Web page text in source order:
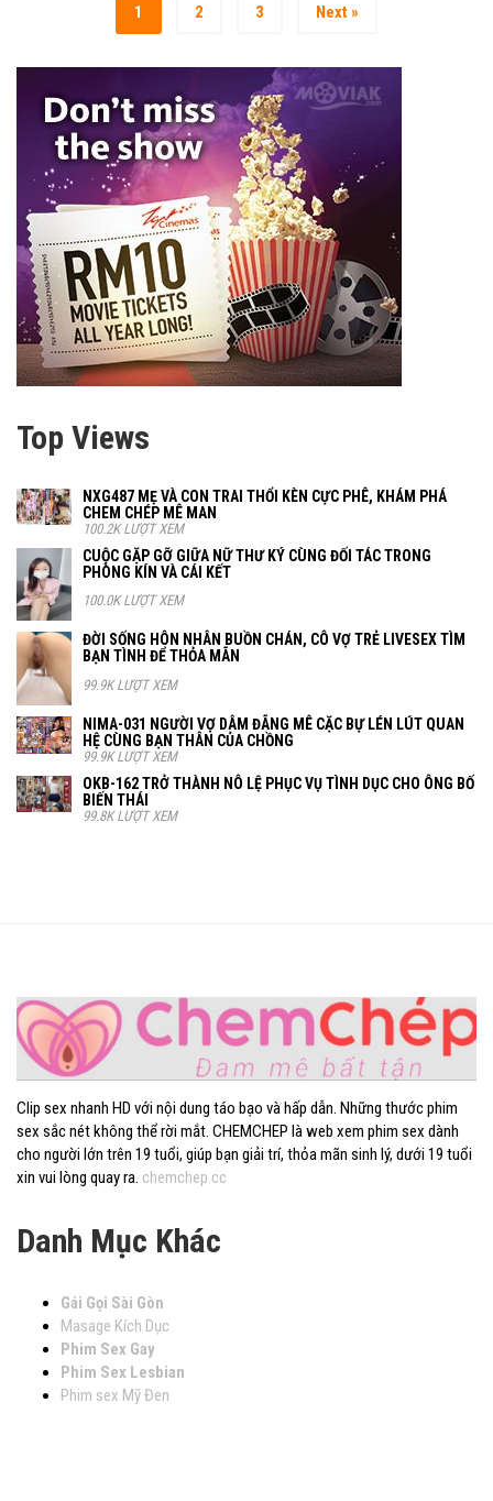
1 2 3 Next »
Top Views
NXG487 MẸ VÀ CON TRAI THỔI KÈN CỰC PHÊ, KHÁM PHÁ
CHEM CHÉP MÊ MAN
100.2K LƯỢT XEM
CUỘC GẶP GỠ GIỮA NỮ THƯ KÝ CÙNG ĐỐI TÁC TRONG
PHÒNG KÍN VÀ CÁI KẾT
100.0K LƯỢT XEM
ĐỜI SỐNG HÔN NHÂN BUỒN CHÁN, CÔ VỢ TRẺ LIVESEX TÌM
BẠN TÌNH ĐỂ THỎA MÃN
99.9K LƯỢT XEM
NIMA-031 NGƯỜI VỢ DÂM ĐÃNG MÊ CẶC BỰ LÉN LÚT QUAN
HỆ CÙNG BẠN THÂN CỦA CHỒNG
99.9K LƯỢT XEM
OKB-162 TRỞ THÀNH NÔ LỆ PHỤC VỤ TÌNH DỤC CHO ÔNG BỐ
BIẾN THÁI
99.8K LƯỢT XEM
Clip sex nhanh HD với nội dung táo bạo và hấp dẫn. Những thước phim
sex sắc nét không thể rời mắt. CHEMCHEP là web xem phim sex dành
cho người lớn trên 19 tuổi, giúp bạn giải trí, thỏa mãn sinh lý, dưới 19 tuổi
xin vui lòng quay ra. chemchep.cc
Danh Mục Khác
Gái Gọi Sài Gòn
Masage Kích Dục
Phim Sex Gay
Phim Sex Lesbian
Phim sex Mỹ Đen